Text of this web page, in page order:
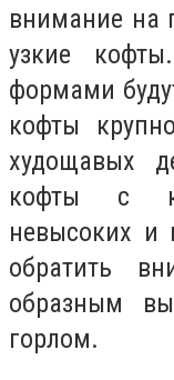
внимание на
узкие
формами
кофты
худощавых
кофты с
невысоких и
обратить
образным
горлом.